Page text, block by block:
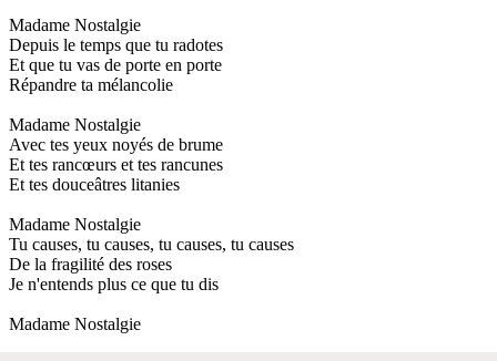
Madame Nostalgie
Depuis le temps que tu radotes
Et que tu vas de porte en porte
Répandre ta mélancolie
Madame Nostalgie
Avec tes yeux noyés de brume
Et tes rancœurs et tes rancunes
Et tes douceâtres litanies
Madame Nostalgie
Tu causes, tu causes, tu causes, tu causes
De la fragilité des roses
Je n'entends plus ce que tu dis
Madame Nostalgie